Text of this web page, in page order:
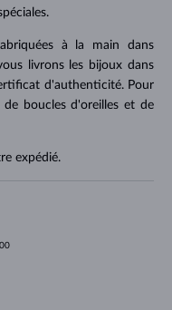
à la main dans
livrons les bijoux dans
d'authenticité. Pour
boucles d'oreilles et de
expédié.